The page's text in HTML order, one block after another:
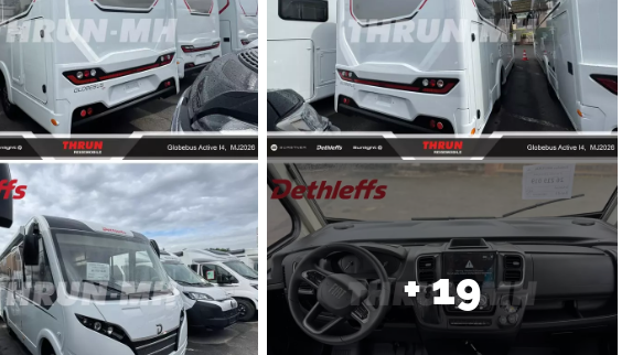
+ 19